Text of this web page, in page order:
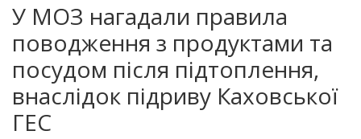
У МОЗ нагадали правила
поводження з продуктами та
посудом після підтоплення,
внаслідок підриву Каховської
ГЕС